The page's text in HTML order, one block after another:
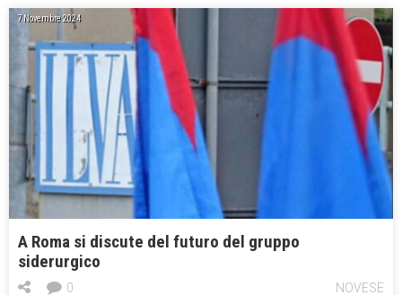
7 Novembre 2024
A Roma si discute del futuro del gruppo
siderurgico
NOVESE
0